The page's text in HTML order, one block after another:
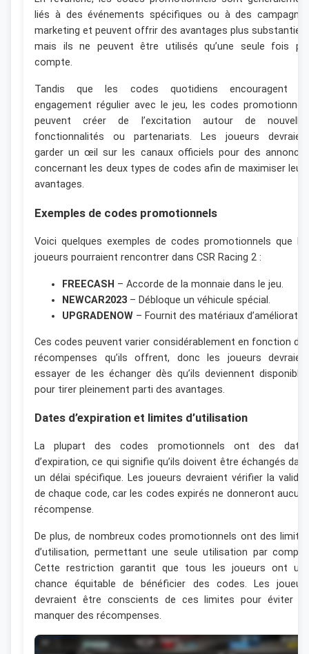
liés à des événements spécifiques ou à des
marketing et peuvent offrir des avantages plus
mais ils ne peuvent être utilisés qu’une seule fois
compte.
Tandis que les codes quotidiens encouragent
engagement régulier avec le jeu, les codes
peuvent créer de l’excitation autour de
fonctionnalités ou partenariats. Les joueurs
garder un œil sur les canaux officiels pour des
concernant les deux types de codes afin de maximiser
avantages.
Exemples de codes promotionnels
Voici quelques exemples de codes promotionnels que
joueurs pourraient rencontrer dans CSR Racing 2 :
FREECASH – Accorde de la monnaie dans le jeu.
NEWCAR2023 – Débloque un véhicule spécial.
UPGRADENOW – Fournit des matériaux
Ces codes peuvent varier considérablement en fonction
récompenses qu’ils offrent, donc les joueurs
essayer de les échanger dès qu’ils deviennent
pour tirer pleinement parti des avantages.
Dates d’expiration et limites d’utilisation
La plupart des codes promotionnels ont des
d’expiration, ce qui signifie qu’ils doivent être échangés
un délai spécifique. Les joueurs devraient vérifier la
de chaque code, car les codes expirés ne donneront
récompense.
De plus, de nombreux codes promotionnels ont des
d’utilisation, permettant une seule utilisation par
Cette restriction garantit que tous les joueurs ont
chance équitable de bénéficier des codes. Les
devraient être conscients de ces limites pour éviter
manquer des récompenses.